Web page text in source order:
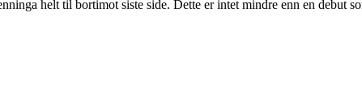
helt til bortimot siste side. Dette er intet mindre enn en debut